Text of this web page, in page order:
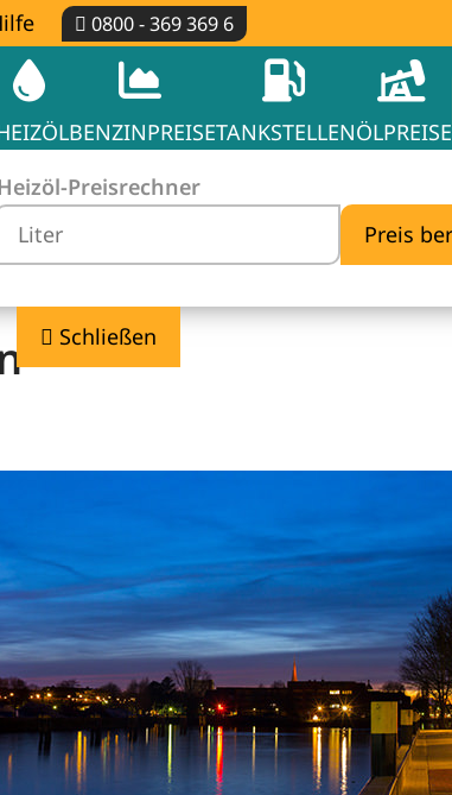
0800 - 369 369 6
BENZINPREISETANKSTELLENÖLPREISE
Preisrechner
Schließen